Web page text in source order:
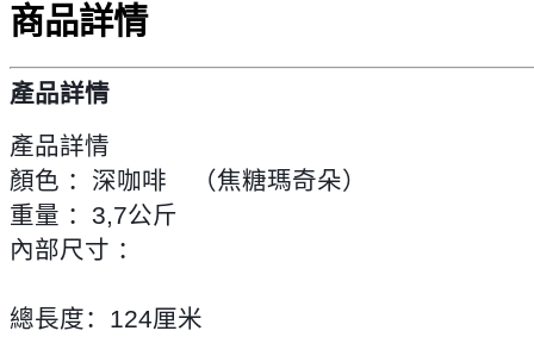
商品詳情
產品詳情
產品詳情
顏色 ： 深咖啡 （焦糖瑪奇朵）
重量 ：3,7公斤
內部尺寸 ：
總長度：124厘米